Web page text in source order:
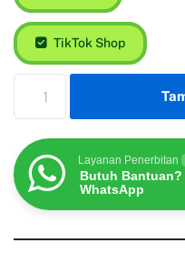
TikTok Shop
Layanan Penerbitan
Butuh Bantuan?
WhatsApp